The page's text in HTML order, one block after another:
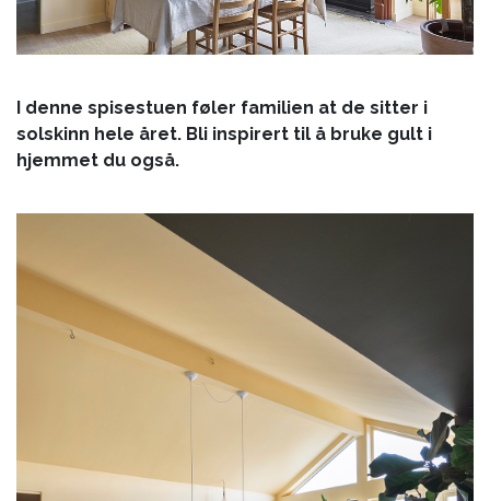
I denne spisestuen føler familien at de sitter i
solskinn hele året. Bli inspirert til å bruke gult i
hjemmet du også.